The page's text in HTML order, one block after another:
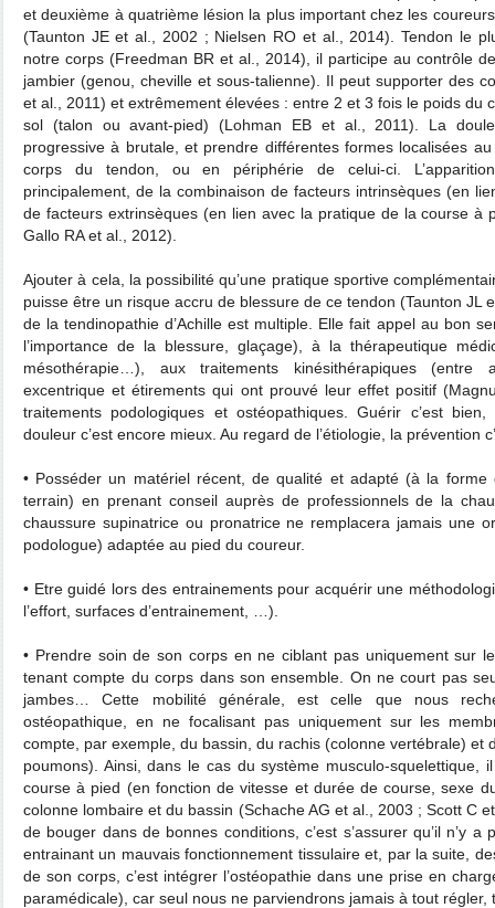
et deuxième à quatrième lésion la plus important chez les
(Taunton JE et al., 2002 ; Nielsen RO et al., 2014). Tendon le
notre corps (Freedman BR et al., 2014), il participe au contrôle
jambier (genou, cheville et sous-talienne). Il peut supporter des
et al., 2011) et extrêmement élevées : entre 2 et 3 fois le poids du
sol (talon ou avant-pied) (Lohman EB et al., 2011). La
progressive à brutale, et prendre différentes formes localisées
corps du tendon, ou en périphérie de celui-ci.
principalement, de la combinaison de facteurs intrinsèques (en
de facteurs extrinsèques (en lien avec la pratique de la course à
Gallo RA et al., 2012).
Ajouter à cela, la possibilité qu’une pratique sportive
puisse être un risque accru de blessure de ce tendon (Taunton JL
de la tendinopathie d’Achille est multiple. Elle fait appel au bon
l’importance de la blessure, glaçage), à la thérapeutique
mésothérapie…), aux traitements kinésithérapiques (entre
excentrique et étirements qui ont prouvé leur effet positif
traitements podologiques et ostéopathiques. Guérir c’est
douleur c’est encore mieux. Au regard de l’étiologie, la prévention
• Posséder un matériel récent, de qualité et adapté (à la
terrain) en prenant conseil auprès de professionnels de la
chaussure supinatrice ou pronatrice ne remplacera jamais une
podologue) adaptée au pied du coureur.
• Etre guidé lors des entrainements pour acquérir une
l’effort, surfaces d’entrainement, …).
• Prendre soin de son corps en ne ciblant pas uniquement sur
tenant compte du corps dans son ensemble. On ne court pas
jambes… Cette mobilité générale, est celle que nous
ostéopathique, en ne focalisant pas uniquement sur les
compte, par exemple, du bassin, du rachis (colonne vertébrale) et
poumons). Ainsi, dans le cas du système musculo-squelettique,
course à pied (en fonction de vitesse et durée de course, sexe
colonne lombaire et du bassin (Schache AG et al., 2003 ; Scott C
de bouger dans de bonnes conditions, c’est s’assurer qu’il n’y
entrainant un mauvais fonctionnement tissulaire et, par la suite,
de son corps, c’est intégrer l’ostéopathie dans une prise en
paramédicale), car seul nous ne parviendrons jamais à tout